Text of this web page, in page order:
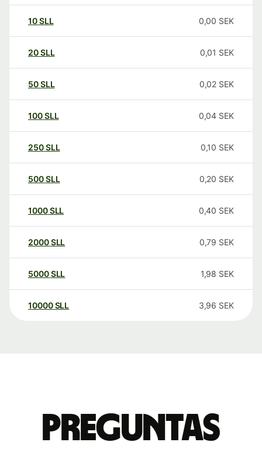
10SLL 0,00 SEK
20SLL 0,01 SEK
50SLL 0,02 SEK
100SLL 0,04 SEK
250SLL 0,10 SEK
500SLL 0,20 SEK
1000SLL 0,40 SEK
2000SLL 0,79 SEK
5000SLL 1,98 SEK
10000 SLL 3,96 SEK
Preguntas